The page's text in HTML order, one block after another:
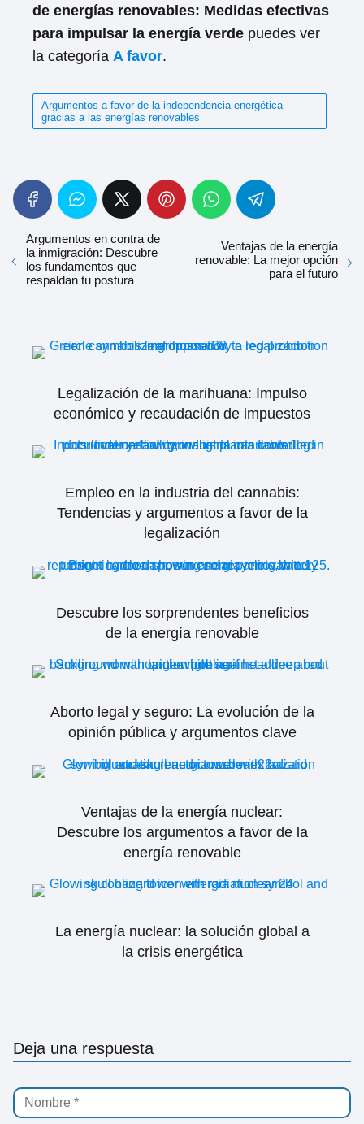
de energías renovables: Medidas efectivas
para impulsar la energía verde puedes ver
la categoría A favor.
Argumentos a favor de la independencia energética
gracias a las energías renovables
Argumentos en contra de
la inmigración: Descubre
los fundamentos que
respaldan tu postura
Ventajas de la energía
renovable: La mejor opción
para el futuro
Legalización de la marihuana: Impulso
económico y recaudación de impuestos
Empleo en la industria del cannabis:
Tendencias y argumentos a favor de la
legalización
Descubre los sorprendentes beneficios
de la energía renovable
Aborto legal y seguro: La evolución de la
opinión pública y argumentos clave
Ventajas de la energía nuclear:
Descubre los argumentos a favor de la
energía renovable
La energía nuclear: la solución global a
la crisis energética
Deja una respuesta